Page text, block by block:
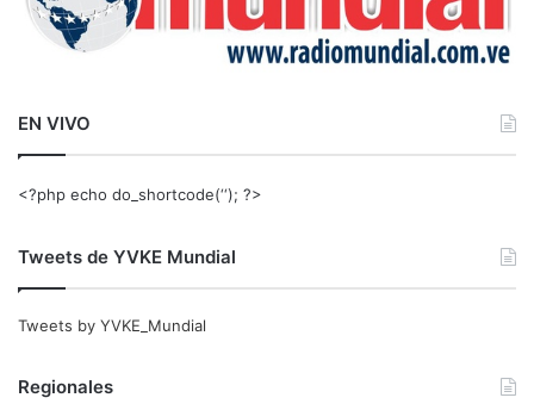
EN VIVO
<?php echo do_shortcode(‘‘); ?>
Tweets de YVKE Mundial
Tweets by YVKE_Mundial
Regionales